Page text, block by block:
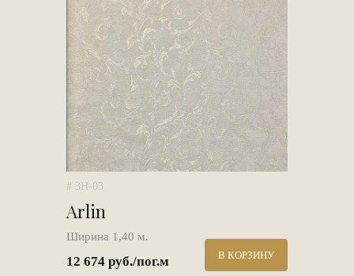
# 3H-03
Arlin
Ширина 1,40 м.
12 674 руб./пог.м В КОРЗИНУ